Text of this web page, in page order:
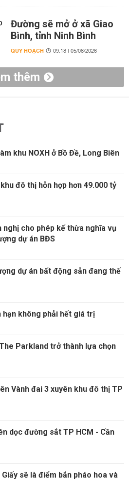
Đường sẽ mở ở xã Giao
Bình, tỉnh Ninh Bình
QUY HOẠCH 09:18 | 05/08/2026
thêm
khu NOXH ở Bồ Đề, Long Biên
đô thị hỗn hợp hơn 49.000 tỷ
nghị cho phép kế thừa nghĩa vụ
dự án BĐS
dự án bất động sản đang thế
hạn không phải hết giá trị
Parkland trở thành lựa chọn
Vành đai 3 xuyên khu đô thị TP
dọc đường sắt TP HCM - Cần
sẽ là điểm bắn pháo hoa và